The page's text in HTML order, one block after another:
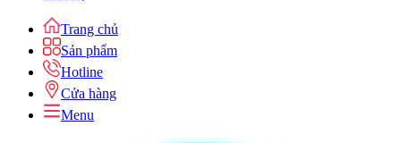
Trang chủ
Sản phẩm
Hotline
Cửa hàng
Menu